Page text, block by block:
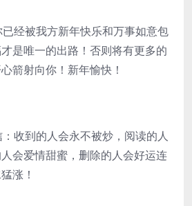
经被我方新年快乐和万事如意包
是唯一的出路！否则将有更多的
箭射向你！新年愉快！
收到的人会永不被炒，阅读的人
会爱情甜蜜，删除的人会好运连
涨！